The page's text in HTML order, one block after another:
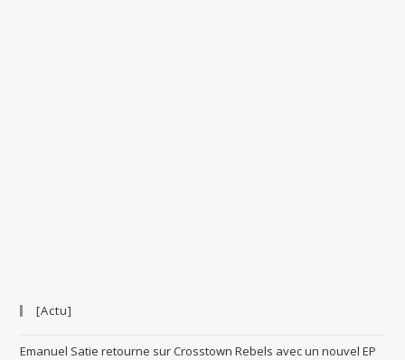
[Actu]
Emanuel Satie retourne sur Crosstown Rebels avec un nouvel EP